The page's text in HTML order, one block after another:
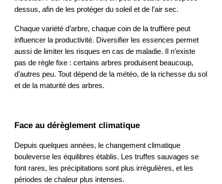
dessus, afin de les protéger du soleil et de l’air sec.
Chaque variété d’arbre, chaque coin de la truffière peut
influencer la productivité. Diversifier les essences permet
aussi de limiter les risques en cas de maladie. Il n’existe
pas de règle fixe : certains arbres produisent beaucoup,
d’autres peu. Tout dépend de la météo, de la richesse du sol
et de la maturité des arbres.
Face au dérèglement climatique
Depuis quelques années, le changement climatique
bouleverse les équilibres établis. Les truffes sauvages se
font rares, les précipitations sont plus irrégulières, et les
périodes de chaleur plus intenses.